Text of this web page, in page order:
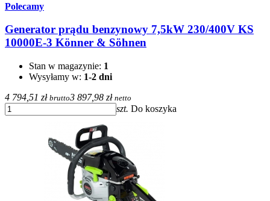
Polecamy
Generator prądu benzynowy 7,5kW 230/400V KS
10000E-3 Könner & Söhnen
Stan w magazynie: 1
Wysyłamy w: 1-2 dni
4 794,51 zł brutto3 897,98 zł netto
szt. Do koszyka